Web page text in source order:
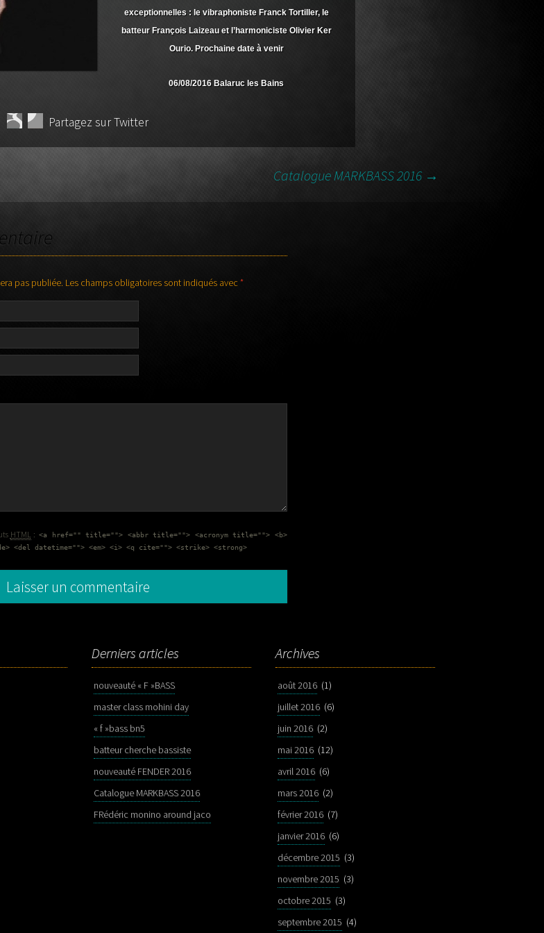
exceptionnelles : le vibraphoniste Franck Tortiller, le
batteur François Laizeau et l’harmoniciste Olivier Ker
Ourio. Prochaine date à venir
06/08/2016 Balaruc les Bains
Partagez sur Twitter
Catalogue MARKBASS 2016 →
pas publiée. Les champs obligatoires sont indiqués avec*
HTML : <a href="" title=""> <abbr title=""> <acronym title=""> <b>
<del datetime=""> <em> <i> <q cite=""> <strike> <strong>
Derniers articles
nouveauté « F »BASS
master class mohini day
« f »bass bn5
batteur cherche bassiste
nouveauté FENDER 2016
Catalogue MARKBASS 2016
FRédéric monino around jaco
Archives
août 2016 (1)
juillet 2016 (6)
juin 2016 (2)
mai 2016 (12)
avril 2016 (6)
mars 2016 (2)
février 2016 (7)
janvier 2016 (6)
décembre 2015 (3)
novembre 2015 (3)
octobre 2015 (3)
septembre 2015 (4)